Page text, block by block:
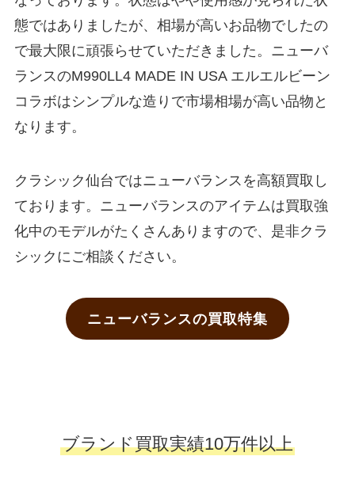
態ではありましたが、相場が高いお品物でしたの
で最大限に頑張らせていただきました。ニューバ
ランスのM990LL4 MADE IN USA エルエルビーン
コラボはシンプルな造りで市場相場が高い品物と
なります。
クラシック仙台ではニューバランスを高額買取し
ております。ニューバランスのアイテムは買取強
化中のモデルがたくさんありますので、是非クラ
シックにご相談ください。
ニューバランスの買取特集
ブランド買取実績10万件以上